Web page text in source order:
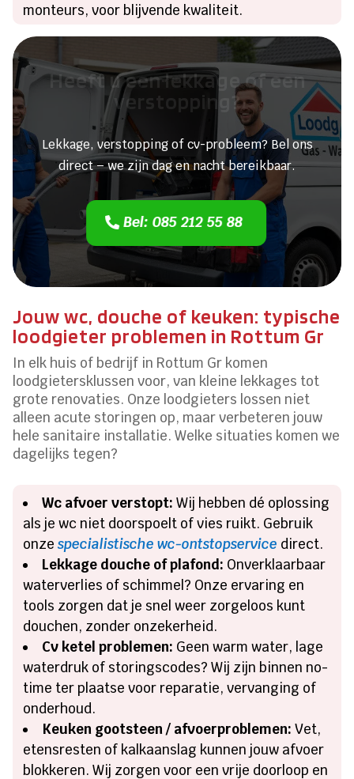
monteurs, voor blijvende kwaliteit.
Heeft u een lekkage of een
verstopping?
Lekkage, verstopping of cv-probleem? Bel ons
direct – we zijn dag en nacht bereikbaar.
Bel: 085 212 55 88
Jouw wc, douche of keuken: typische
loodgieter problemen in Rottum Gr
In elk huis of bedrijf in Rottum Gr komen
loodgietersklussen voor, van kleine lekkages tot
grote renovaties. Onze loodgieters lossen niet
alleen acute storingen op, maar verbeteren jouw
hele sanitaire installatie. Welke situaties komen we
dagelijks tegen?
Wc afvoer verstopt: Wij hebben dé oplossing
als je wc niet doorspoelt of vies ruikt. Gebruik
onzespecialistische wc-ontstopservice direct.
Lekkage douche of plafond: Onverklaarbaar
waterverlies of schimmel? Onze ervaring en
tools zorgen dat je snel weer zorgeloos kunt
douchen, zonder onzekerheid.
Cv ketel problemen: Geen warm water, lage
waterdruk of storingscodes? Wij zijn binnen no-
time ter plaatse voor reparatie, vervanging of
onderhoud.
Keuken gootsteen / afvoerproblemen: Vet,
etensresten of kalkaanslag kunnen jouw afvoer
blokkeren. Wij zorgen voor een vrije doorloop en